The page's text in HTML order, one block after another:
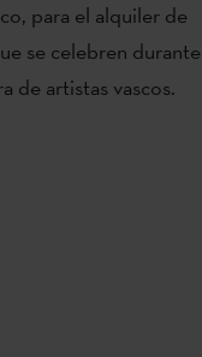
para el alquiler de
se celebren durante
de artistas vascos.